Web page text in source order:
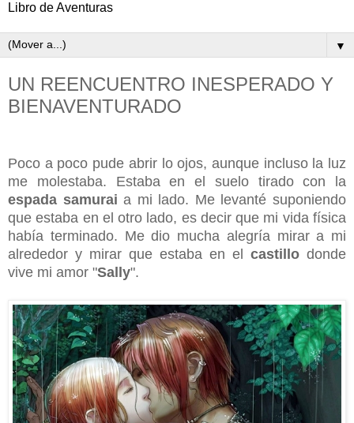
Libro de Aventuras
▼
UN REENCUENTRO INESPERADO Y
BIENAVENTURADO
Poco a poco pude abrir lo ojos, aunque incluso la luz
me molestaba. Estaba en el suelo tirado con la
espada samurai a mi lado. Me levanté suponiendo
que estaba en el otro lado, es decir que mi vida física
había terminado. Me dio mucha alegría mirar a mi
alrededor y mirar que estaba en el castillo donde
vive mi amor "Sally".